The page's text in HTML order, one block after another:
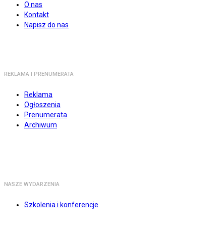
O nas
Kontakt
Napisz do nas
REKLAMA I PRENUMERATA
Reklama
Ogłoszenia
Prenumerata
Archiwum
NASZE WYDARZENIA
Szkolenia i konferencje